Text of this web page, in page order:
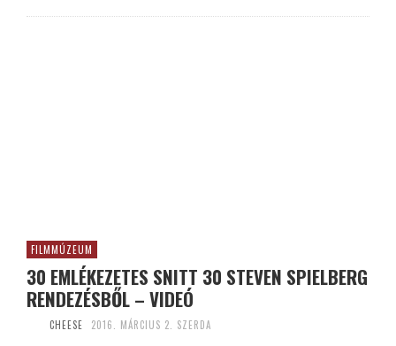
FILMMÚZEUM
30 EMLÉKEZETES SNITT 30 STEVEN SPIELBERG
RENDEZÉSBŐL – VIDEÓ
CHEESE 2016. MÁRCIUS 2. SZERDA